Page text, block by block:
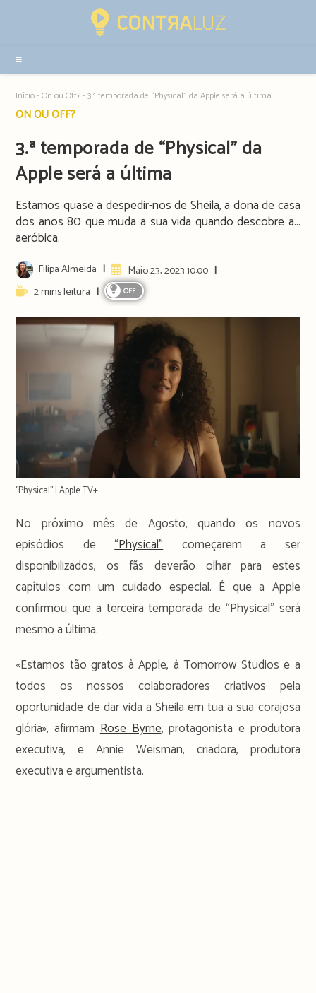
sidebar
Início-On ou Off?-3.ª temporada de “Physical” da Apple será a última
Post
ON OU OFF?
3.ª temporada de “Physical” da
Apple será a última
Estamos quase a despedir-nos de Sheila, a dona de casa
dos anos 80 que muda a sua vida quando descobre a...
aeróbica.
Post
author:
Filipa Almeida
Artigo
publicado:
Maio 23, 2023 10:00
Reading2 mins leitura OFF
''Physical'' | Apple TV+
No próximo mês de Agosto, quando os novos
episódios de“Physical”começarem a ser
disponibilizados, os fãs deverão olhar para estes
capítulos com um cuidado especial. É que a Apple
confirmou que a terceira temporada de “Physical” será
mesmo a última.
«Estamos tão gratos à Apple, à Tomorrow Studios e a
todos os nossos colaboradores criativos pela
oportunidade de dar vida a Sheila em tua a sua corajosa
glória», afirmamRose Byrne, protagonista e produtora
executiva, e Annie Weisman, criadora, produtora
executiva e argumentista.